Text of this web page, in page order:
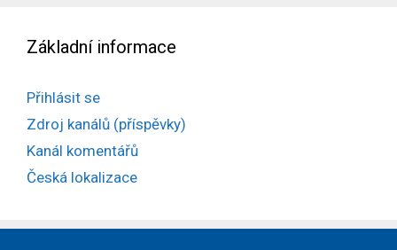
Základní informace
Přihlásit se
Zdroj kanálů (příspěvky)
Kanál komentářů
Česká lokalizace